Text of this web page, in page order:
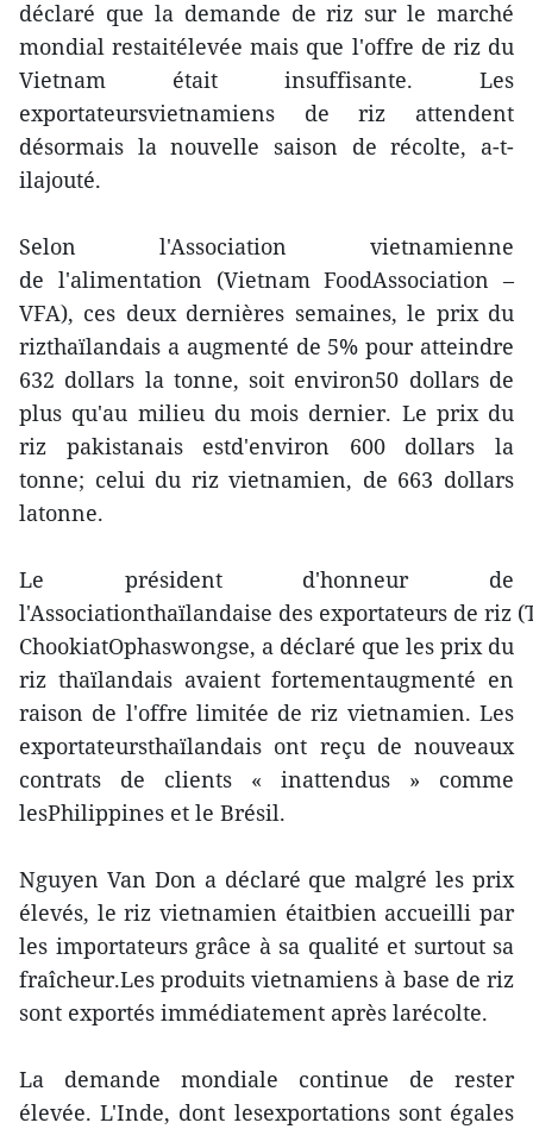
déclaré que la demande de riz sur le marché
mondial restaitélevée mais que l'offre de riz du
Vietnam était insuffisante. Les
exportateursvietnamiens de riz attendent
désormais la nouvelle saison de récolte, a-t-
ilajouté.
Selon l'Association vietnamienne
de l'alimentation (Vietnam FoodAssociation –
VFA), ces deux dernières semaines, le prix du
rizthaïlandais a augmenté de 5% pour atteindre
632 dollars la tonne, soit environ50 dollars de
plus qu'au milieu du mois dernier. Le prix du
riz pakistanais estd'environ 600 dollars la
tonne; celui du riz vietnamien, de 663 dollars
latonne.
Le président d'honneur de
l'Associationthaïlandaise des exportateurs de riz
ChookiatOphaswongse, a déclaré que les prix du
riz thaïlandais avaient fortementaugmenté en
raison de l'offre limitée de riz vietnamien. Les
exportateursthaïlandais ont reçu de nouveaux
contrats de clients « inattendus » comme
lesPhilippines et le Brésil.
Nguyen Van Don a déclaré que malgré les prix
élevés, le riz vietnamien étaitbien accueilli par
les importateurs grâce à sa qualité et surtout sa
fraîcheur.Les produits vietnamiens à base de riz
sont exportés immédiatement après larécolte.
La demande mondiale continue de rester
élevée. L'Inde, dont lesexportations sont égales